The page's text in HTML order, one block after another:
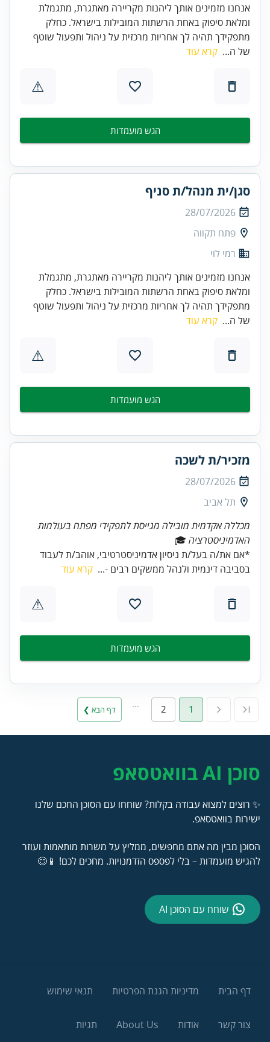
אנחנו מזמינים אותך ליהנות מקריירה מאתגרת, מתגמלת
ומלאת סיפוק באחת הרשתות המובילות בישראל. כחלק
מתפקידך תהיה לך אחריות מרכזית על ניהול ותפעול שוטף
של ה... קרא עוד
⚠
הגש מועמדות
סגן/ית מנהל/ת סניף
28/07/2026
פתח תקווה
רמי לוי
אנחנו מזמינים אותך ליהנות מקריירה מאתגרת, מתגמלת
ומלאת סיפוק באחת הרשתות המובילות בישראל. כחלק
מתפקידך תהיה לך אחריות מרכזית על ניהול ותפעול שוטף
של ה... קרא עוד
⚠
הגש מועמדות
מזכיר/ת לשכה
28/07/2026
תל אביב
מכללה אקדמית מובילה מגייסת לתפקידי מפתח בעולמות
האדמיניסטרציה 🎓
*אם את/ה בעל/ת ניסיון אדמיניסטרטיבי, אוהב/ת לעבוד
בסביבה דינמית ולנהל ממשקים רבים -... קרא עוד
⚠
הגש מועמדות
1
2 דף הבא ❯
סוכן AI בוואטסאפ
✨ רוצים למצוא עבודה בקלות? שוחחו עם הסוכן החכם שלנו
ישירות בוואטסאפ.
הסוכן מבין מה אתם מחפשים, ממליץ על משרות מותאמות ועוזר
להגיש מועמדות – בלי לפספס הזדמנויות. מחכים לכם! 📱😊
שוחח עם הסוכן AI
דף הבית מדיניות הגנת הפרטיות תנאי שימוש
צור קשר אודות About Us תגיות